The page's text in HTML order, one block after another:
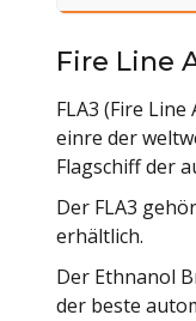
Fire Line
FLA3 (Fire
einre der
Flagschiff der
Der FLA3
erhältlich.
Der Ethnanol
der beste